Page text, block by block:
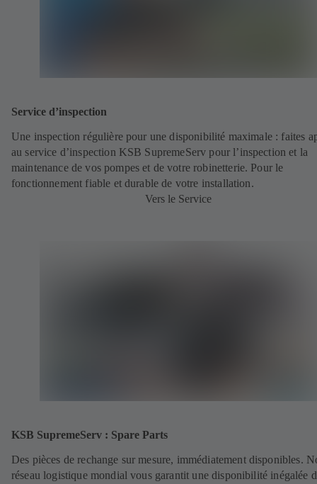
Service d’inspection
Une inspection régulière pour une disponibilité maximale : faites
au service d’inspection KSB SupremeServ pour l’inspection et la
maintenance de vos pompes et de votre robinetterie. Pour le
fonctionnement fiable et durable de votre installation.
Vers le Service
KSB SupremeServ : Spare Parts
Des pièces de rechange sur mesure, immédiatement disponibles.
réseau logistique mondial vous garantit une disponibilité inégalée